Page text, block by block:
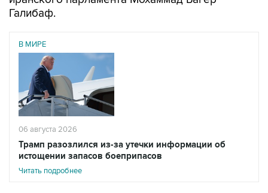
Галибаф.
В МИРЕ
06 августа 2026
Трамп разозлился из-за утечки информации об
истощении запасов боеприпасов
Читать подробнее